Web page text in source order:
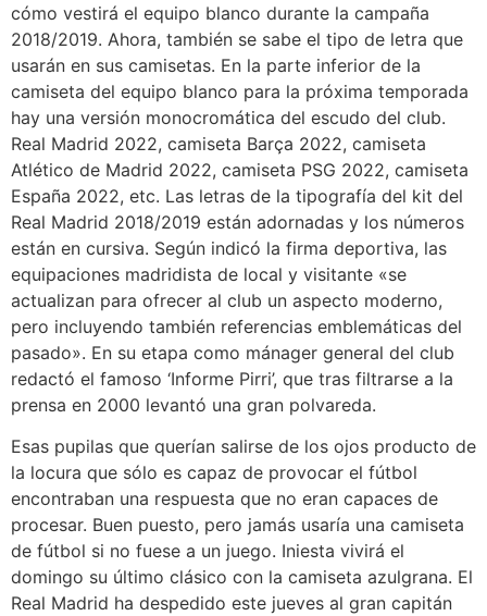
cómo vestirá el equipo blanco durante la campaña
2018/2019. Ahora, también se sabe el tipo de letra que
usarán en sus camisetas. En la parte inferior de la
camiseta del equipo blanco para la próxima temporada
hay una versión monocromática del escudo del club.
Real Madrid 2022, camiseta Barça 2022, camiseta
Atlético de Madrid 2022, camiseta PSG 2022, camiseta
España 2022, etc. Las letras de la tipografía del kit del
Real Madrid 2018/2019 están adornadas y los números
están en cursiva. Según indicó la firma deportiva, las
equipaciones madridista de local y visitante «se
actualizan para ofrecer al club un aspecto moderno,
pero incluyendo también referencias emblemáticas del
pasado». En su etapa como mánager general del club
redactó el famoso ‘Informe Pirri’, que tras filtrarse a la
prensa en 2000 levantó una gran polvareda.
Esas pupilas que querían salirse de los ojos producto de
la locura que sólo es capaz de provocar el fútbol
encontraban una respuesta que no eran capaces de
procesar. Buen puesto, pero jamás usaría una camiseta
de fútbol si no fuese a un juego. Iniesta vivirá el
domingo su último clásico con la camiseta azulgrana. El
Real Madrid ha despedido este jueves al gran capitán